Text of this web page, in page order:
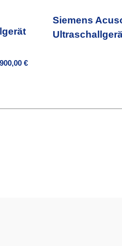
€
Siemens